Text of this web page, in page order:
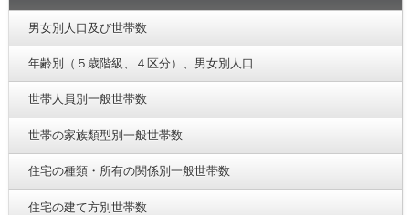
男女別人口及び世帯数
年齢別（５歳階級、４区分）、男女別人口
世帯人員別一般世帯数
世帯の家族類型別一般世帯数
住宅の種類・所有の関係別一般世帯数
住宅の建て方別世帯数